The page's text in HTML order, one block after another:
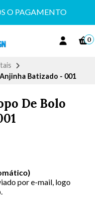
O PAGAMENTO
0
Batizado - 001
De Bolo
por e-mail, logo